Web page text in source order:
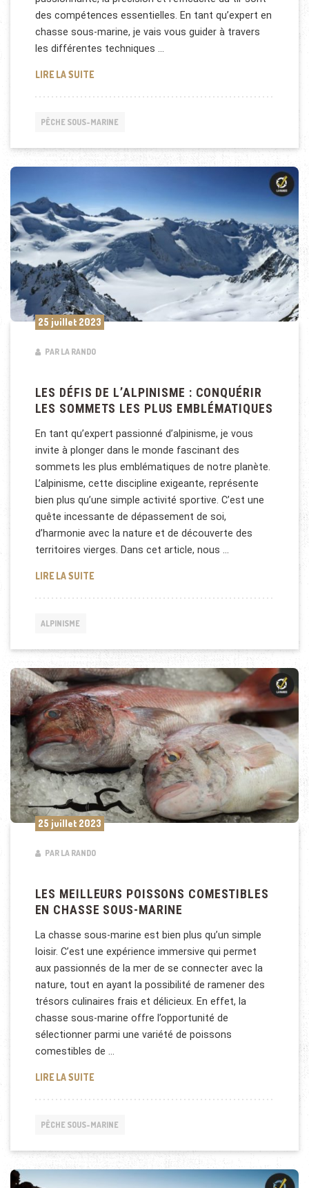
des compétences essentielles. En tant qu’expert en
chasse sous-marine, je vais vous guider à travers
les différentes techniques …
LIRE LA SUITELES TECHNIQUES DE TIR EN CHASSE SOUS-MARINE
PÊCHE SOUS-MARINE
25 juillet 2023
PAR LA RANDO
LES DÉFIS DE L’ALPINISME : CONQUÉRIR
LES SOMMETS LES PLUS EMBLÉMATIQUES
En tant qu’expert passionné d’alpinisme, je vous
invite à plonger dans le monde fascinant des
sommets les plus emblématiques de notre planète.
L’alpinisme, cette discipline exigeante, représente
bien plus qu’une simple activité sportive. C’est une
quête incessante de dépassement de soi,
d’harmonie avec la nature et de découverte des
territoires vierges. Dans cet article, nous …
LIRE LA SUITELES DÉFIS DE L’ALPINISME : CONQUÉRIR LES
ALPINISME
25 juillet 2023
PAR LA RANDO
LES MEILLEURS POISSONS COMESTIBLES
EN CHASSE SOUS-MARINE
La chasse sous-marine est bien plus qu’un simple
loisir. C’est une expérience immersive qui permet
aux passionnés de la mer de se connecter avec la
nature, tout en ayant la possibilité de ramener des
trésors culinaires frais et délicieux. En effet, la
chasse sous-marine offre l’opportunité de
sélectionner parmi une variété de poissons
comestibles de …
LIRE LA SUITELES MEILLEURS POISSONS COMESTIBLES EN
PÊCHE SOUS-MARINE